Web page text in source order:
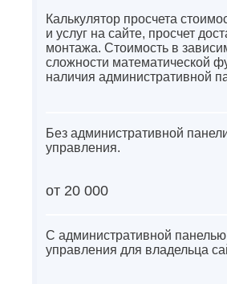
Калькулятор просчета
и услуг на сайте, просчет
монтажа. Стоимость в
сложности математической
наличия административной
Без административной
управления.
от 20 000
С административной панелью
управления для владельца